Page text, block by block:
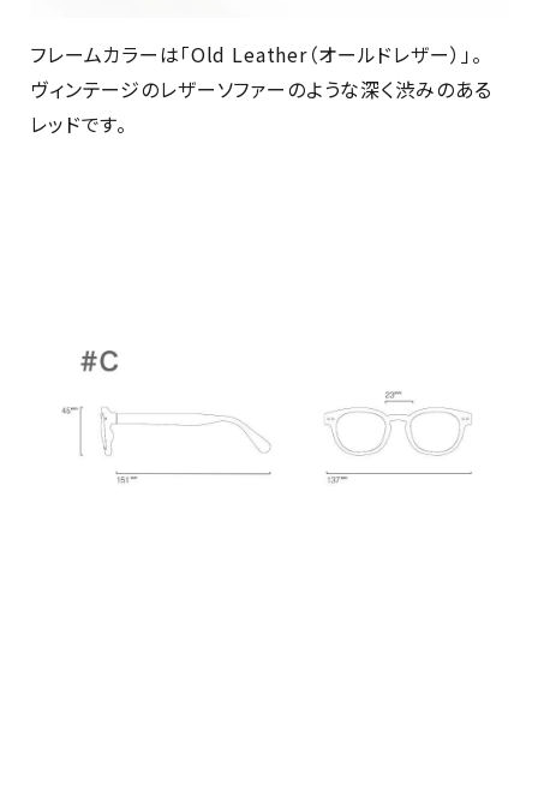
フレームカラーは「Old Leather（オールドレザー）」。
ヴィンテージのレザーソファーのような深く渋みのある
レッドです。